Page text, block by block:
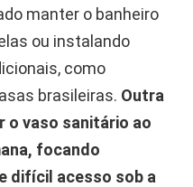
manter o banheiro
ou instalando
como
brasileiras. Outra
o vaso sanitário ao
focando
difícil acesso sob a